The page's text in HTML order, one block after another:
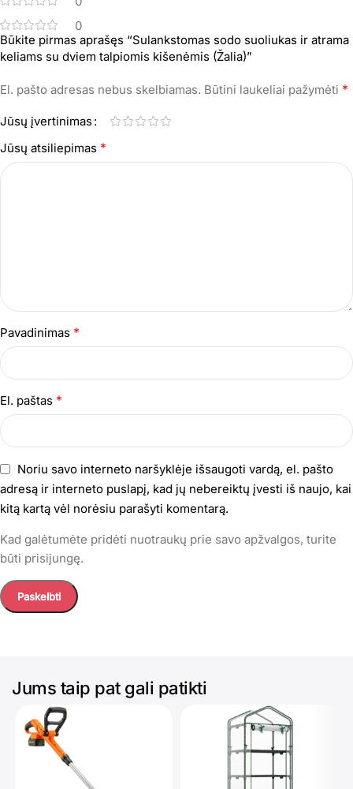
0
Būkite pirmas aprašęs “Sulankstomas sodo suoliukas ir atrama
keliams su dviem talpiomis kišenėmis (Žalia)”
El. pašto adresas nebus skelbiamas. Būtini laukeliai pažymėti *
Jūsų įvertinimas
Jūsų atsiliepimas *
Pavadinimas *
El. paštas *
Noriu savo interneto naršyklėje išsaugoti vardą, el. pašto
adresą ir interneto puslapį, kad jų nebereiktų įvesti iš naujo, kai
kitą kartą vėl norėsiu parašyti komentarą.
Kad galėtumėte pridėti nuotraukų prie savo apžvalgos, turite
būti prisijungę.
Jums taip pat gali patikti